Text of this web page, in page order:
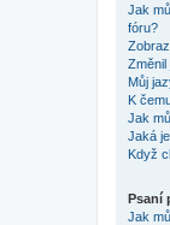
Jak
fóru?
Můj
K
Jak
Jaká
Když
Psaní
Jak